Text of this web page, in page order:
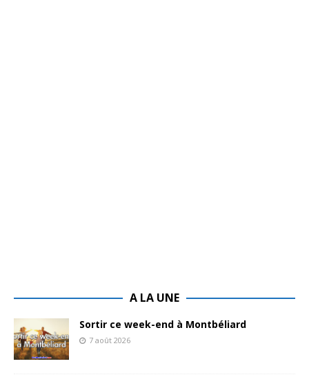
A LA UNE
Sortir ce week-end à Montbéliard
7 août 2026